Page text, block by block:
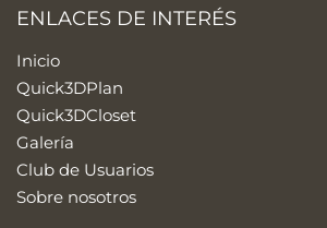
ENLACES DE INTERÉS
Inicio
Quick3DPlan
Quick3DCloset
Galería
Club de Usuarios
Sobre nosotros